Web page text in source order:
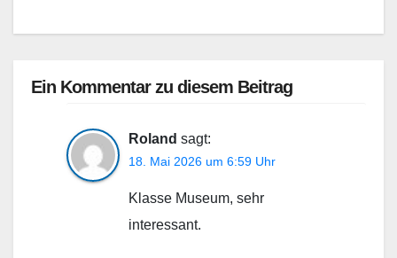
Ein Kommentar zu diesem Beitrag
Roland sagt:
18. Mai 2026 um 6:59 Uhr
Klasse Museum, sehr
interessant.